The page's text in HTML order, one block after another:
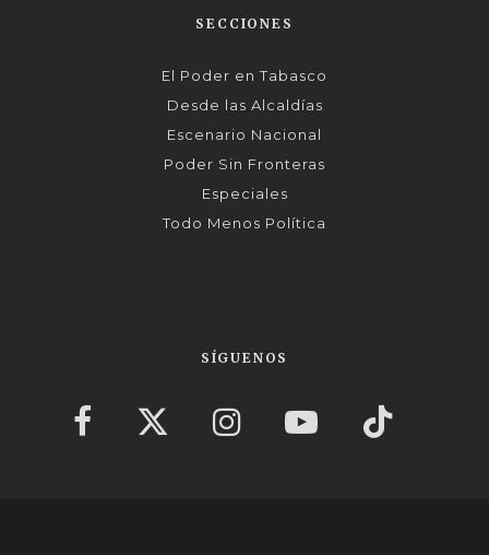
SECCIONES
El Poder en Tabasco
Desde las Alcaldías
Escenario Nacional
Poder Sin Fronteras
Especiales
Todo Menos Política
SÍGUENOS